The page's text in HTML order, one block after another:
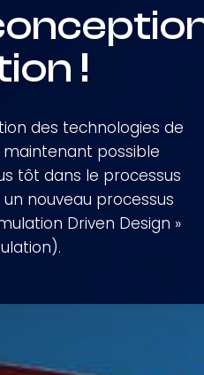
!
des technologies de
maintenant possible
tôt dans le processus
nouveau processus
Driven Design »